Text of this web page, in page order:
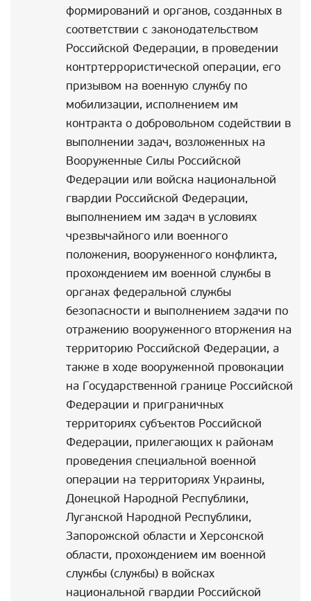
формирований и органов, созданных в
соответствии с законодательством
Российской Федерации, в проведении
контртеррористической операции, его
призывом на военную службу по
мобилизации, исполнением им
контракта о добровольном содействии в
выполнении задач, возложенных на
Вооруженные Силы Российской
Федерации или войска национальной
гвардии Российской Федерации,
выполнением им задач в условиях
чрезвычайного или военного
положения, вооруженного конфликта,
прохождением им военной службы в
органах федеральной службы
безопасности и выполнением задачи по
отражению вооруженного вторжения на
территорию Российской Федерации, а
также в ходе вооруженной провокации
на Государственной границе Российской
Федерации и приграничных
территориях субъектов Российской
Федерации, прилегающих к районам
проведения специальной военной
операции на территориях Украины,
Донецкой Народной Республики,
Луганской Народной Республики,
Запорожской области и Херсонской
области, прохождением им военной
службы (службы) в войсках
национальной гвардии Российской